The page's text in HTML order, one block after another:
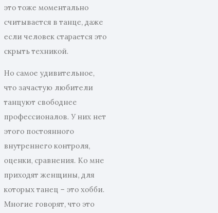
это тоже моментально
считывается в танце, даже
если человек старается это
скрыть техникой.
Но самое удивительное,
что зачастую любители
танцуют свободнее
профессионалов. У них нет
этого постоянного
внутреннего контроля,
оценки, сравнения. Ко мне
приходят женщины, для
которых танец – это хобби.
Многие говорят, что это